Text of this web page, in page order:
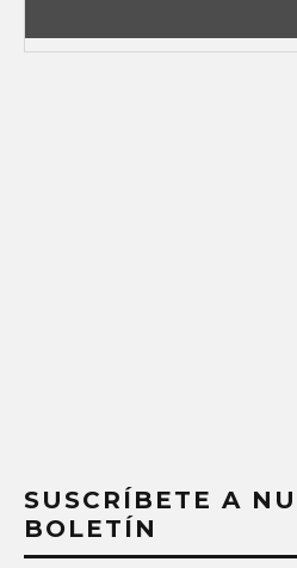
SUSCRÍBETE A
BOLETÍN